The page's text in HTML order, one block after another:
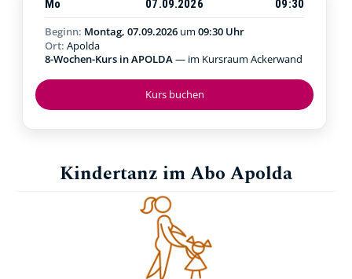
Kurs buchen
Mo 07.09.2026
09:30
Beginn: Montag, 07.09.2026 um 09:30 Uhr
Ort: Apolda
8-Wochen-Kurs in APOLDA— im Kursraum Ackerwand
Kindertanz im Abo Apolda